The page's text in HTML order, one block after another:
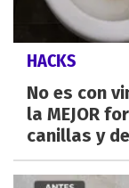
HACKS
No es con
la MEJOR
canillas y